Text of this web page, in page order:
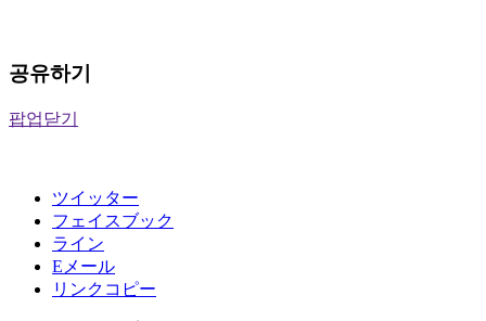
공유하기
팝업닫기
ツイッター
フェイスブック
ライン
Eメール
リンクコピー